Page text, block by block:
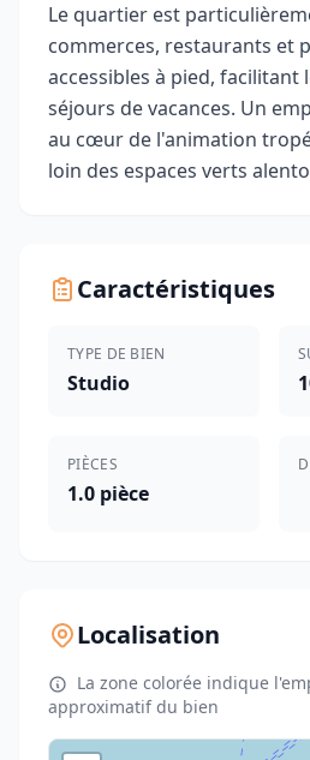
Le quartier est
commerces, restaurants et
accessibles à pied, facilitant
séjours de vacances. Un
au cœur de l'animation
loin des espaces verts
Caractéristiques
TYPE DE BIEN
Studio
PIÈCES
1.0 pièce
Localisation
La zone colorée indique
approximatif du bien